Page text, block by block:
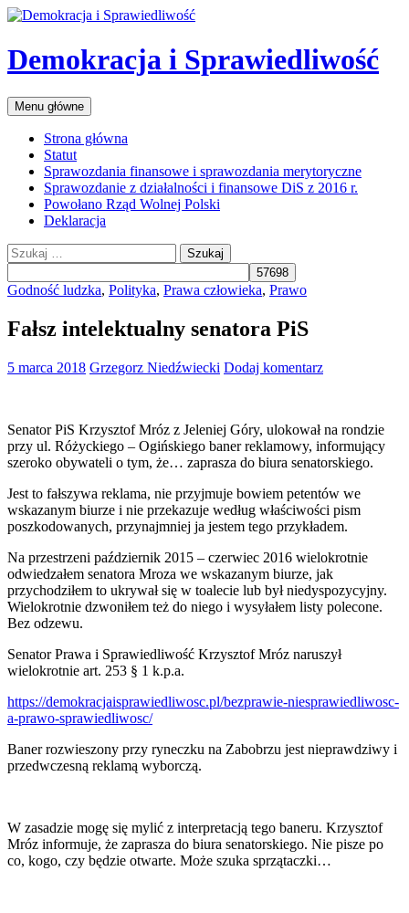
Przejdź
treści
Demokracja i Sprawiedliwość
Szukaj
Menu główne
Strona główna
Statut
Sprawozdania finansowe i sprawozdania merytoryczne
Sprawozdanie z działalności i finansowe DiS z 2016 r.
Powołano Rząd Wolnej Polski
Deklaracja
Szukaj:
Godność ludzka, Polityka, Prawa człowieka, Prawo
Fałsz intelektualny senatora PiS
5 marca 2018 Grzegorz Niedźwiecki Dodaj komentarz
Senator PiS Krzysztof Mróz z Jeleniej Góry, ulokował na rondzie
przy ul. Różyckiego – Ogińskiego baner reklamowy, informujący
szeroko obywateli o tym, że… zaprasza do biura senatorskiego.
Jest to fałszywa reklama, nie przyjmuje bowiem petentów we
wskazanym biurze i nie przekazuje według właściwości pism
poszkodowanych, przynajmniej ja jestem tego przykładem.
Na przestrzeni październik 2015 – czerwiec 2016 wielokrotnie
odwiedzałem senatora Mroza we wskazanym biurze, jak
przychodziłem to ukrywał się w toalecie lub był niedyspozycyjny.
Wielokrotnie dzwoniłem też do niego i wysyłałem listy polecone.
Bez odzewu.
Senator Prawa i Sprawiedliwość Krzysztof Mróz naruszył
wielokrotnie art. 253 § 1 k.p.a.
https://demokracjaisprawiedliwosc.pl/bezprawie-niesprawiedliwosc-
a-prawo-sprawiedliwosc/
Baner rozwieszony przy ryneczku na Zabobrzu jest nieprawdziwy i
przedwczesną reklamą wyborczą.
W zasadzie mogę się mylić z interpretacją tego baneru. Krzysztof
Mróz informuje, że zaprasza do biura senatorskiego. Nie pisze po
co, kogo, czy będzie otwarte. Może szuka sprzątaczki…